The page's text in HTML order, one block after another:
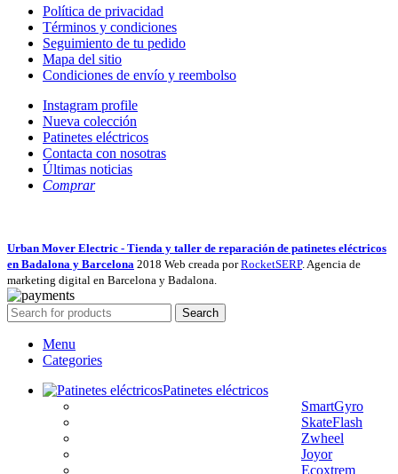
Política de privacidad
Términos y condiciones
Seguimiento de tu pedido
Mapa del sitio
Condiciones de envío y reembolso
Instagram profile
Nueva colección
Patinetes eléctricos
Contacta con nosotras
Últimas noticias
Comprar
Urban Mover Electric - Tienda y taller de reparación de patinetes eléctricos
en Badalona y Barcelona 2018 Web creada porRocketSERP. Agencia de
marketing digital en Barcelona y Badalona.
Search
Menu
Categories
Patinetes eléctricos
SmartGyro
SkateFlash
Zwheel
Joyor
Ecoxtrem